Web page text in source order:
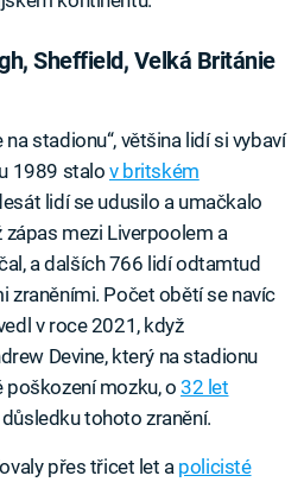
Sheffield, Velká Británie
stadionu“, většina lidí si vybaví
1989 stalo v britském
lidí se udusilo a umačkalo
zápas mezi Liverpoolem a
a dalších 766 lidí odtamtud
zraněními. Počet obětí se navíc
v roce 2021, když
Devine, který na stadionu
poškození mozku, o32 let
tohoto zranění.
přes třicet let a policisté